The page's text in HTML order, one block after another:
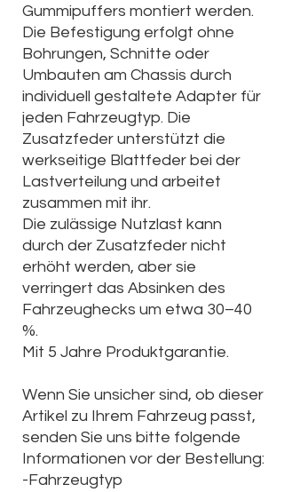
Gummipuffers montiert werden.
Die Befestigung erfolgt ohne
Bohrungen, Schnitte oder
Umbauten am Chassis durch
individuell gestaltete Adapter für
jeden Fahrzeugtyp. Die
Zusatzfeder unterstützt die
werkseitige Blattfeder bei der
Lastverteilung und arbeitet
zusammen mit ihr.
Die zulässige Nutzlast kann
durch der Zusatzfeder nicht
erhöht werden, aber sie
verringert das Absinken des
Fahrzeughecks um etwa 30–40
%.
Mit 5 Jahre Produktgarantie.
Wenn Sie unsicher sind, ob dieser
Artikel zu Ihrem Fahrzeug passt,
senden Sie uns bitte folgende
Informationen vor der Bestellung:
-Fahrzeugtyp